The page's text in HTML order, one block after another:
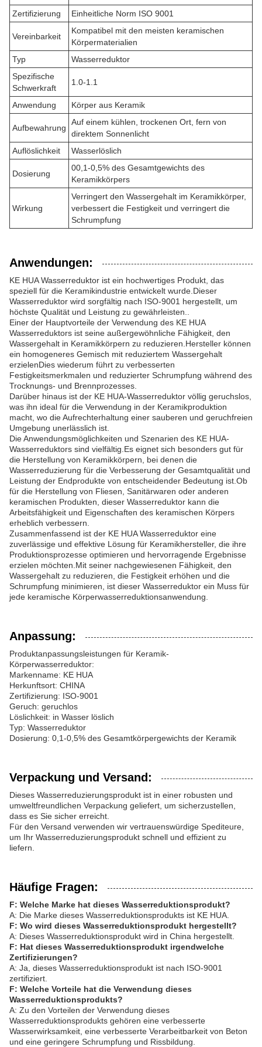
Zertifizierung
Einheitliche Norm ISO 9001
Vereinbarkeit
Kompatibel mit den meisten keramischen
Körpermaterialien
Typ
Wasserreduktor
Spezifische
Schwerkraft
1.0-1.1
Anwendung Körper aus Keramik
Aufbewahrung
Auf einem kühlen, trockenen Ort, fern von
direktem Sonnenlicht
Auflöslichkeit
Wasserlöslich
Dosierung
00,1-0,5% des Gesamtgewichts des
Keramikkörpers
Wirkung
Verringert den Wassergehalt im Keramikkörper,
verbessert die Festigkeit und verringert die
Schrumpfung
Anwendungen:
KE HUA Wasserreduktor ist ein hochwertiges Produkt, das
speziell für die Keramikindustrie entwickelt wurde.Dieser
Wasserreduktor wird sorgfältig nach ISO-9001 hergestellt, um
höchste Qualität und Leistung zu gewährleisten..
Einer der Hauptvorteile der Verwendung des KE HUA
Wasserreduktors ist seine außergewöhnliche Fähigkeit, den
Wassergehalt in Keramikkörpern zu reduzieren.Hersteller können
ein homogeneres Gemisch mit reduziertem Wassergehalt
erzielenDies wiederum führt zu verbesserten
Festigkeitsmerkmalen und reduzierter Schrumpfung während des
Trocknungs- und Brennprozesses.
Darüber hinaus ist der KE HUA-Wasserreduktor völlig geruchslos,
was ihn ideal für die Verwendung in der Keramikproduktion
macht, wo die Aufrechterhaltung einer sauberen und geruchfreien
Umgebung unerlässlich ist.
Die Anwendungsmöglichkeiten und Szenarien des KE HUA-
Wasserreduktors sind vielfältig.Es eignet sich besonders gut für
die Herstellung von Keramikkörpern, bei denen die
Wasserreduzierung für die Verbesserung der Gesamtqualität und
Leistung der Endprodukte von entscheidender Bedeutung ist.Ob
für die Herstellung von Fliesen, Sanitärwaren oder anderen
keramischen Produkten, dieser Wasserreduktor kann die
Arbeitsfähigkeit und Eigenschaften des keramischen Körpers
erheblich verbessern.
Zusammenfassend ist der KE HUA Wasserreduktor eine
zuverlässige und effektive Lösung für Keramikhersteller, die ihre
Produktionsprozesse optimieren und hervorragende Ergebnisse
erzielen möchten.Mit seiner nachgewiesenen Fähigkeit, den
Wassergehalt zu reduzieren, die Festigkeit erhöhen und die
Schrumpfung minimieren, ist dieser Wasserreduktor ein Muss für
jede keramische Körperwasserreduktionsanwendung.
Anpassung:
Produktanpassungsleistungen für Keramik-
Körperwasserreduktor:
Markenname: KE HUA
Herkunftsort: CHINA
Zertifizierung: ISO-9001
Geruch: geruchlos
Löslichkeit: in Wasser löslich
Typ: Wasserreduktor
Dosierung: 0,1-0,5% des Gesamtkörpergewichts der Keramik
Verpackung und Versand:
Dieses Wasserreduzierungsprodukt ist in einer robusten und
umweltfreundlichen Verpackung geliefert, um sicherzustellen,
dass es Sie sicher erreicht.
Für den Versand verwenden wir vertrauenswürdige Spediteure,
um Ihr Wasserreduzierungsprodukt schnell und effizient zu
liefern.
Häufige Fragen:
F: Welche Marke hat dieses Wasserreduktionsprodukt?
A: Die Marke dieses Wasserreduktionsprodukts ist KE HUA.
F: Wo wird dieses Wasserreduktionsprodukt hergestellt?
A: Dieses Wasserreduktionsprodukt wird in China hergestellt.
F: Hat dieses Wasserreduktionsprodukt irgendwelche
Zertifizierungen?
A: Ja, dieses Wasserreduktionsprodukt ist nach ISO-9001
zertifiziert.
F: Welche Vorteile hat die Verwendung dieses
Wasserreduktionsprodukts?
A: Zu den Vorteilen der Verwendung dieses
Wasserreduktionsprodukts gehören eine verbesserte
Wasserwirksamkeit, eine verbesserte Verarbeitbarkeit von Beton
und eine geringere Schrumpfung und Rissbildung.